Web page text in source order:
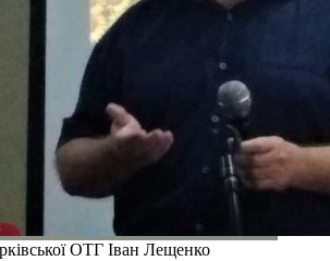
ОТГ Іван Лещенко